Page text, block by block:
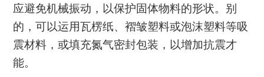
应避免机械振动，以保护固体物料的形状。别
的，可以运用瓦楞纸、褶皱塑料或泡沫塑料等吸
震材料，或填充氮气密封包装，以增加抗震才
能。